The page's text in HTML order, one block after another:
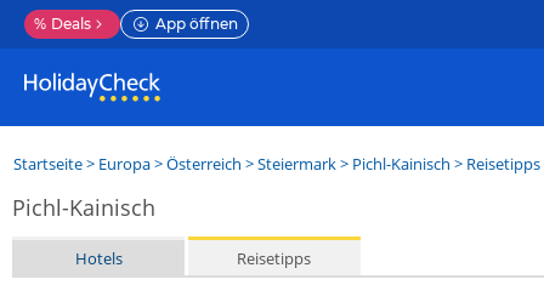
% Deals App öffnen
Startseite> Europa>Österreich >Steiermark> Pichl-Kainisch > Reisetipps
Pichl-Kainisch
Hotels Reisetipps